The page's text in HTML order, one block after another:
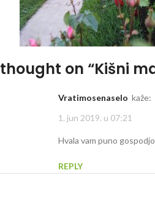
thought on “Kišni
vratimosenaselo kaže:
1. jun 2019. u 07:21
Hvala vam puno
REPLY